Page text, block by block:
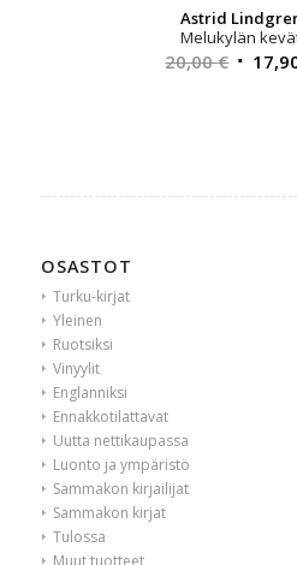
Astrid
Melukylän
20,00€
OSASTOT
Turku-kirjat
Yleinen
Ruotsiksi
Vinyylit
Englanniksi
Ennakkotilattavat
Uutta nettikaupassa
Luonto ja ympäristö
Sammakon kirjailijat
Sammakon kirjat
Tulossa